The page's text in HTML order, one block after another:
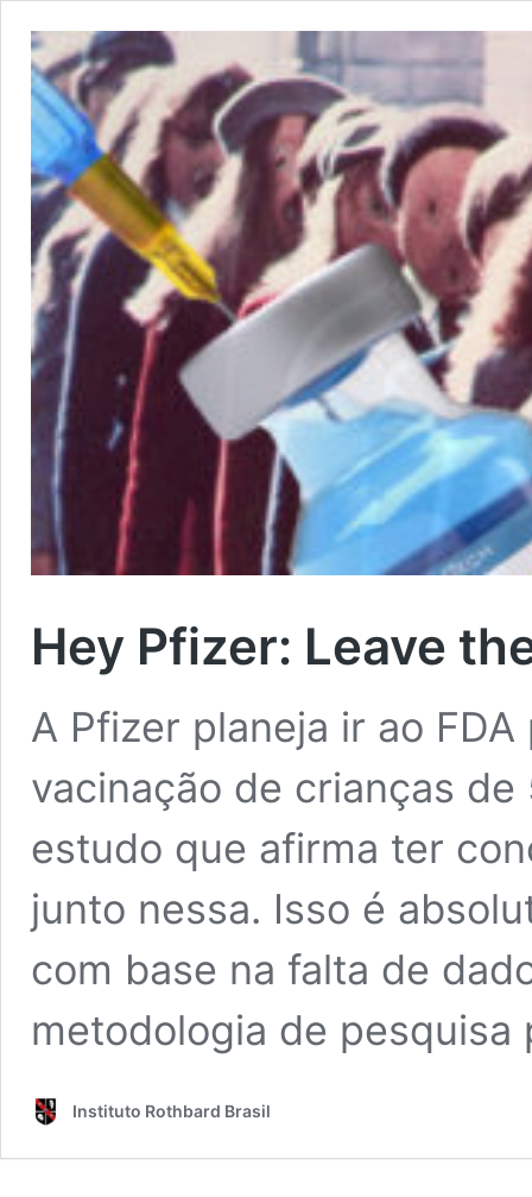
Hey Pfizer: Leave
A Pfizer planeja ir ao
vacinação de crianças
estudo que afirma ter
junto nessa. Isso é
com base na falta de
metodologia de
Instituto Rothbard Brasil